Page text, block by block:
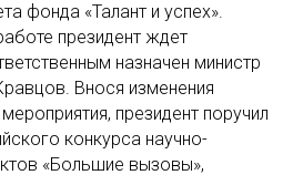
фонда «Талант и успех».
президент ждет
назначен министр
Внося изменения
президент поручил
конкурса научно-
«Большие вызовы»,